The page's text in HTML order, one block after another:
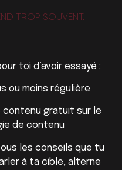
TROP SOUVENT.
toi d’avoir essayé :
ou moins régulière
gratuit sur le
de contenu
les conseils que tu
à ta cible, alterne